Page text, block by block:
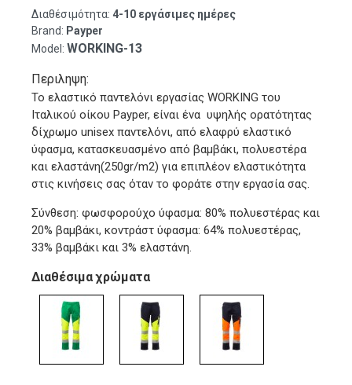
Διαθέσιμότητα: 4-10 εργάσιμες ημέρες
Brand: Payper
Model: WORKING-13
Περιληψη:
Το ελαστικό παντελόνι εργασίας WORKING του
Ιταλικού οίκου Payper, είναι ένα υψηλής ορατότητας
δίχρωμο unisex παντελόνι, από ελαφρύ ελαστικό
ύφασμα, κατασκευασμένο από βαμβάκι, πολυεστέρα
και ελαστάνη(250gr/m2) για επιπλέον ελαστικότητα
στις κινήσεις σας όταν το φοράτε στην εργασία σας.
Σύνθεση: φωσφορούχο ύφασμα: 80% πολυεστέρας και
20% βαμβάκι, κοντράστ ύφασμα: 64% πολυεστέρας,
33% βαμβάκι και 3% ελαστάνη.
Διαθέσιμα χρώματα